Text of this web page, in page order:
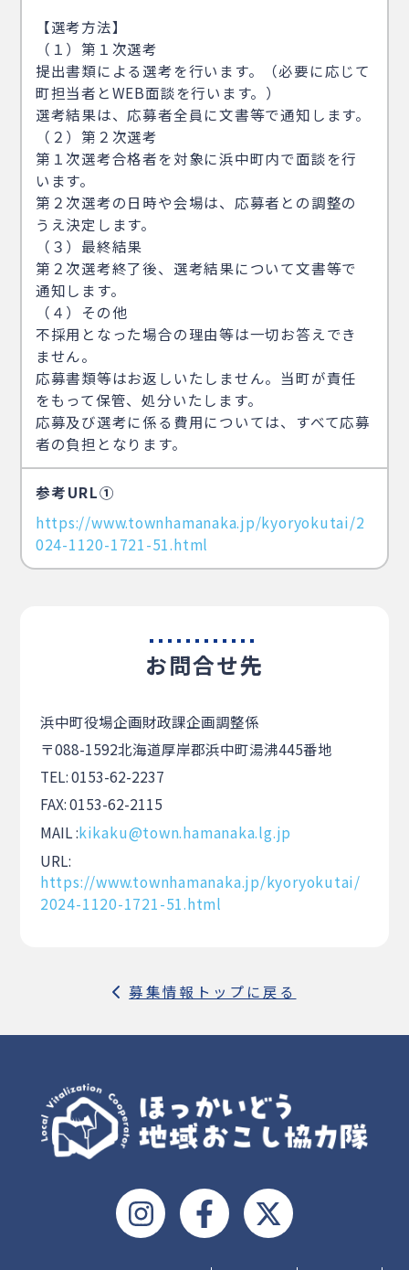
【選考方法】
（１）第１次選考
提出書類による選考を行います。（必要に応じて
町担当者とWEB面談を行います。）
選考結果は、応募者全員に文書等で通知します。
（２）第２次選考
第１次選考合格者を対象に浜中町内で面談を行
います。
第２次選考の日時や会場は、応募者との調整の
うえ決定します。
（３）最終結果
第２次選考終了後、選考結果について文書等で
通知します。
（４）その他
不採用となった場合の理由等は一切お答えでき
ません。
応募書類等はお返しいたしません。当町が責任
をもって保管、処分いたします。
応募及び選考に係る費用については、すべて応募
者の負担となります。
参考URL①
https://www.townhamanaka.jp/kyoryokutai/2
024-1120-1721-51.html
お問合せ先
浜中町役場企画財政課企画調整係
〒088-1592北海道厚岸郡浜中町湯沸445番地
TEL: 0153-62-2237
FAX: 0153-62-2115
MAIL :kikaku@town.hamanaka.lg.jp
URL:
https://www.townhamanaka.jp/kyoryokutai/
2024-1120-1721-51.html
募集情報トップに戻る